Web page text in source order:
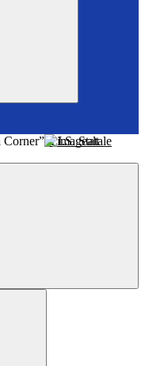
I.I.S. Statale